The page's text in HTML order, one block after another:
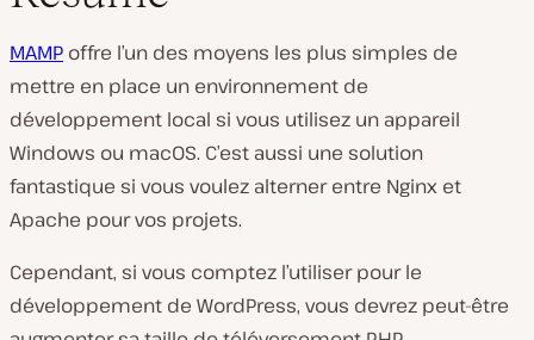
MAMP offre l’un des moyens les plus simples de
mettre en place un environnement de
développement local si vous utilisez un appareil
Windows ou macOS. C’est aussi une solution
fantastique si vous voulez alterner entre Nginx et
Apache pour vos projets.
Cependant, si vous comptez l’utiliser pour le
développement de WordPress, vous devrez peut-être